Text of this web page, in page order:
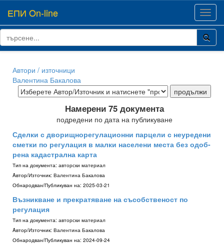
ЕПИ On-line
Автори / източници
Валентина Бакалова
Намерени 75 документа
подредени по дата на публикуване
Сделки с дворищнорегулационни парцели с неуредени
сметки по регулация в малки населени места без одоб­
рена кадастрална карта
Тип на документа: авторски материал
Aвтор/Източник: Валентина Бакалова
Обнародван/Публикуван на: 2025-03-21
Възникване и прекратяване на съсобственост по
регулация
Тип на документа: авторски материал
Aвтор/Източник: Валентина Бакалова
Обнародван/Публикуван на: 2024-09-24